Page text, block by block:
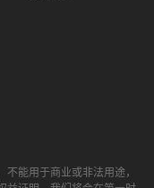
能用于商业或非法用途，